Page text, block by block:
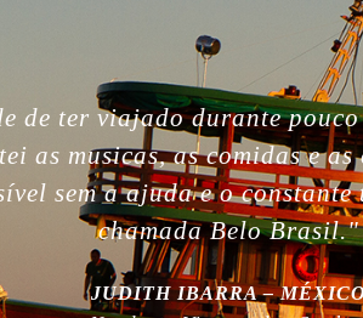
So beautiful people,
the best week of my life.
work! Plus, thanks for being
MILLA NURMI |
Expedição Amazônia